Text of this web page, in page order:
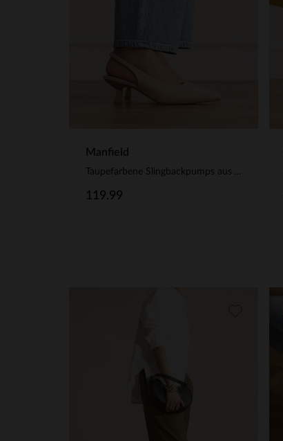
Manfield
119.99